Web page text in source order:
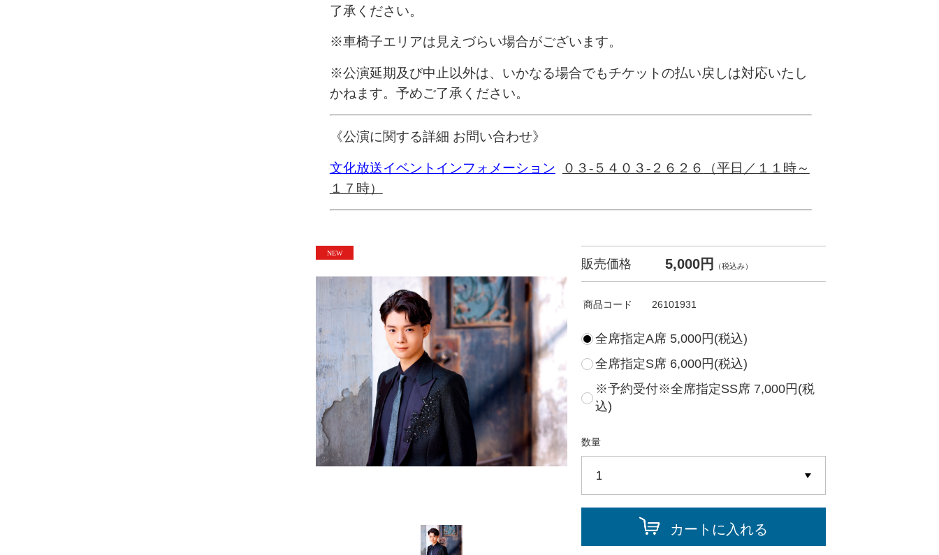
了承ください。
※車椅子エリアは見えづらい場合がございます。
※公演延期及び中止以外は、いかなる場合でもチケットの払い戻しは対応いたし
かねます。予めご了承ください。
《公演に関する詳細 お問い合わせ》
文化放送イベントインフォメーション ０３-５４０３-２６２６ （平日／ １１ 時～
１７ 時）
販売価格 5,000円 （税込み）
商品コード 26101931
全席指定A席 5,000円(税込)
全席指定S席 6,000円(税込)
※予約受付※全席指定SS席 7,000円(税
込)
数量
カートに入れる